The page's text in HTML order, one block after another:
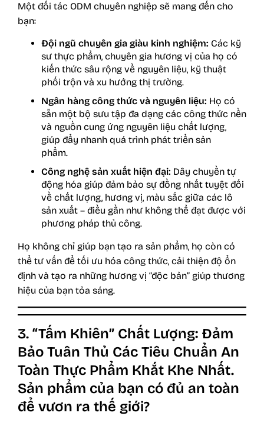
Một đối tác ODM chuyên nghiệp sẽ mang đến cho
bạn:
Đội ngũ chuyên gia giàu kinh nghiệm: Các kỹ
sư thực phẩm, chuyên gia hương vị của họ có
kiến thức sâu rộng về nguyên liệu, kỹ thuật
phối trộn và xu hướng thị trường.
Ngân hàng công thức và nguyên liệu: Họ có
sẵn một bộ sưu tập đa dạng các công thức nền
và nguồn cung ứng nguyên liệu chất lượng,
giúp đẩy nhanh quá trình phát triển sản
phẩm.
Công nghệ sản xuất hiện đại: Dây chuyền tự
động hóa giúp đảm bảo sự đồng nhất tuyệt đối
về chất lượng, hương vị, màu sắc giữa các lô
sản xuất – điều gần như không thể đạt được với
phương pháp thủ công.
Họ không chỉ giúp bạn tạo ra sản phẩm, họ còn có
thể tư vấn để tối ưu hóa công thức, cải thiện độ ổn
định và tạo ra những hương vị “độc bản” giúp thương
hiệu của bạn tỏa sáng.
3. “Tấm Khiên” Chất Lượng: Đảm
Bảo Tuân Thủ Các Tiêu Chuẩn An
Toàn Thực Phẩm Khắt Khe Nhất.
Sản phẩm của bạn có đủ an toàn
để vươn ra thế giới?